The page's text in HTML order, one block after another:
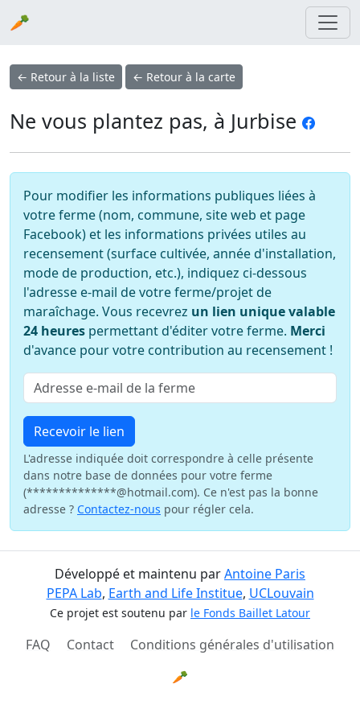
🥕
← Retour à la liste ← Retour à la carte
Ne vous plantez pas, à Jurbise
Pour modifier les informations publiques liées à
votre ferme (nom, commune, site web et page
Facebook) et les informations privées utiles au
recensement (surface cultivée, année d'installation,
mode de production, etc.), indiquez ci-dessous
l'adresse e-mail de votre ferme/projet de
maraîchage. Vous recevrez un lien unique valable
24 heures permettant d'éditer votre ferme. Merci
d'avance pour votre contribution au recensement !
Recevoir le lien
L'adresse indiquée doit correspondre à celle présente
dans notre base de données pour votre ferme
(**************@hotmail.com). Ce n'est pas la bonne
adresse ? Contactez-nous pour régler cela.
Développé et maintenu parAntoine Paris
PEPA Lab, Earth and Life Institue, UCLouvain
Ce projet est soutenu par le Fonds Baillet Latour
FAQ Contact
Conditions générales d'utilisation
🥕